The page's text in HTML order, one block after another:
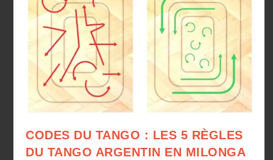
CODES DU TANGO : LES 5 RÈGLES
DU TANGO ARGENTIN EN MILONGA